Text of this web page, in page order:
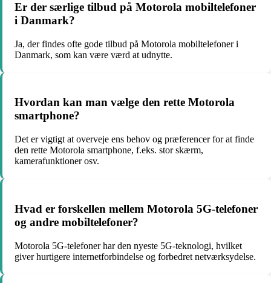
Er der særlige tilbud på Motorola mobiltelefoner
i Danmark?
Ja, der findes ofte gode tilbud på Motorola mobiltelefoner i
Danmark, som kan være værd at udnytte.
Hvordan kan man vælge den rette Motorola
smartphone?
Det er vigtigt at overveje ens behov og præferencer for at finde
den rette Motorola smartphone, f.eks. stor skærm,
kamerafunktioner osv.
Hvad er forskellen mellem Motorola 5G-telefoner
og andre mobiltelefoner?
Motorola 5G-telefoner har den nyeste 5G-teknologi, hvilket
giver hurtigere internetforbindelse og forbedret netværksydelse.